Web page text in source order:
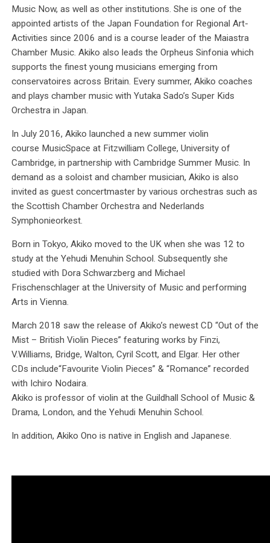
Music Now, as well as other institutions. She is one of the
appointed artists of the Japan Foundation for Regional Art-
Activities since 2006 and is a course leader of the Maiastra
Chamber Music. Akiko also leads the Orpheus Sinfonia which
supports the finest young musicians emerging from
conservatoires across Britain. Every summer, Akiko coaches
and plays chamber music with Yutaka Sado’s Super Kids
Orchestra in Japan.
In July 2016, Akiko launched a new summer violin
course MusicSpace at Fitzwilliam College, University of
Cambridge, in partnership with Cambridge Summer Music. In
demand as a soloist and chamber musician, Akiko is also
invited as guest concertmaster by various orchestras such as
the Scottish Chamber Orchestra and Nederlands
Symphonieorkest.
Born in Tokyo, Akiko moved to the UK when she was 12 to
study at the Yehudi Menuhin School. Subsequently she
studied with Dora Schwarzberg and Michael
Frischenschlager at the University of Music and performing
Arts in Vienna.
March 2018 saw the release of Akiko’s newest CD “Out of the
Mist – British Violin Pieces” featuring works by Finzi,
V.Williams, Bridge, Walton, Cyril Scott, and Elgar. Her other
CDs include“Favourite Violin Pieces” & “Romance” recorded
with Ichiro Nodaira.
Akiko is professor of violin at the Guildhall School of Music &
Drama, London, and the Yehudi Menuhin School.
In addition, Akiko Ono is native in English and Japanese.